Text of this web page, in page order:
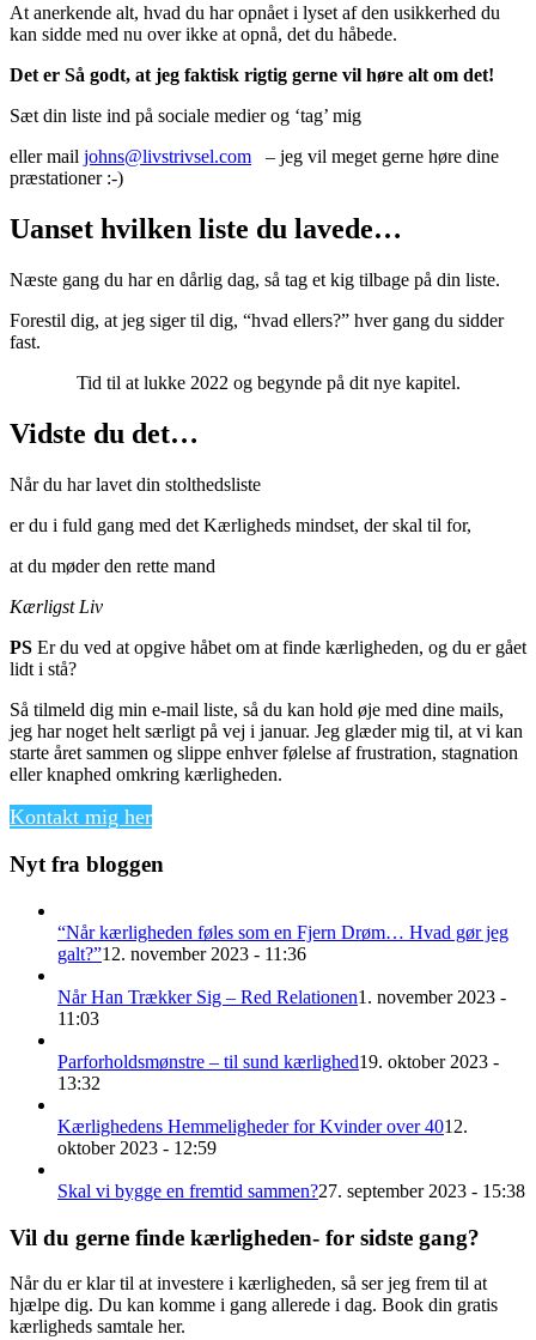
At anerkende alt, hvad du har opnået i lyset af den usikkerhed du
kan sidde med nu over ikke at opnå, det du håbede.
Det er Så godt, at jeg faktisk rigtig gerne vil høre alt om det!
Sæt din liste ind på sociale medier og ‘tag’ mig
eller mail johns@livstrivsel.com – jeg vil meget gerne høre dine
præstationer :-)
Uanset hvilken liste du lavede…
Næste gang du har en dårlig dag, så tag et kig tilbage på din liste.
Forestil dig, at jeg siger til dig, “hvad ellers?” hver gang du sidder
fast.
Tid til at lukke 2022 og begynde på dit nye kapitel.
Vidste du det…
Når du har lavet din stolthedsliste
er du i fuld gang med det Kærligheds mindset, der skal til for,
at du møder den rette mand
Kærligst Liv
PS Er du ved at opgive håbet om at finde kærligheden, og du er gået
lidt i stå?
Så tilmeld dig min e-mail liste, så du kan hold øje med dine mails,
jeg har noget helt særligt på vej i januar. Jeg glæder mig til, at vi kan
starte året sammen og slippe enhver følelse af frustration, stagnation
eller knaphed omkring kærligheden.
Kontakt mig her
Nyt fra bloggen
“Når kærligheden føles som en Fjern Drøm… Hvad gør jeg
galt?”12. november 2023 - 11:36
Når Han Trækker Sig – Red Relationen1. november 2023 -
11:03
Parforholdsmønstre – til sund kærlighed19. oktober 2023 -
13:32
Kærlighedens Hemmeligheder for Kvinder over 4012.
oktober 2023 - 12:59
Skal vi bygge en fremtid sammen?27. september 2023 - 15:38
Vil du gerne finde kærligheden- for sidste gang?
Når du er klar til at investere i kærligheden, så ser jeg frem til at
hjælpe dig. Du kan komme i gang allerede i dag. Book din gratis
kærligheds samtale her.